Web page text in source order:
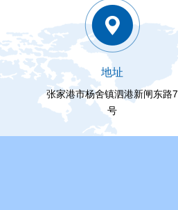
地址
张家港市杨舍镇泗港新闸东路7
号